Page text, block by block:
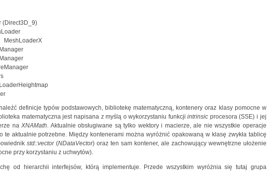
(Direct3D_9)
MeshLoaderX
definicje typów podstawowych, bibliotekę matematyczną, kontenery oraz klasy pomocne w
matematyczna jest napisana z myślą o wykorzystaniu funkcjiintrinsic procesora (SSE) i jej
na XNAMath . Aktualnie obsługiwane są tylko wektory i macierze, ale nie wszystkie operacje
te aktualnie potrzebne. Między kontenerami można wyróżnić opakowaną w klasę zwykła tablicę
std::vector(NDataVector) oraz ten sam kontener, ale zachowujący wewnętrzne ułożenie
przy korzystaniu z uchwytów).
od hierarchii interfejsów, którą implementuje. Przede wszystkim wyróżnia się tutaj grupa